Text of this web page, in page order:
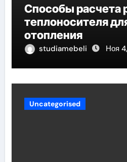
Способы расчета
теплоносителя
отопления
studiamebeli Ноя
Uncategorised